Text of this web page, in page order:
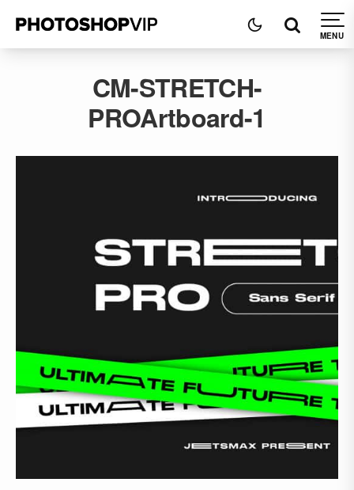
CM-STRETCH-
PROArtboard-1